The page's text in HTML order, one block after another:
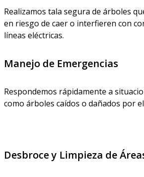
Realizamos tala segura de árboles
en riesgo de caer o interfieren con
líneas eléctricas.
Manejo de Emergencias
Respondemos rápidamente a
como árboles caídos o dañados por
Desbroce y Limpieza de